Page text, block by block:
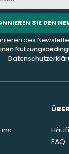
Mail-
SIE DEN
des
FAQ